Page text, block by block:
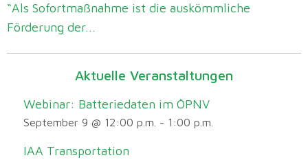
“Als Sofortmaßnahme ist die auskömmliche
Förderung der...
Aktuelle Veranstaltungen
Webinar: Batteriedaten im ÖPNV
September 9 @ 12:00 p.m. - 1:00 p.m.
IAA Transportation